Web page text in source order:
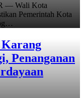
— Wali Kota
Pemerintah Kota
Karang
Penanganan